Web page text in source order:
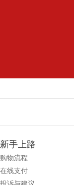
新手上路
购物流程
在线支付
投诉与建议